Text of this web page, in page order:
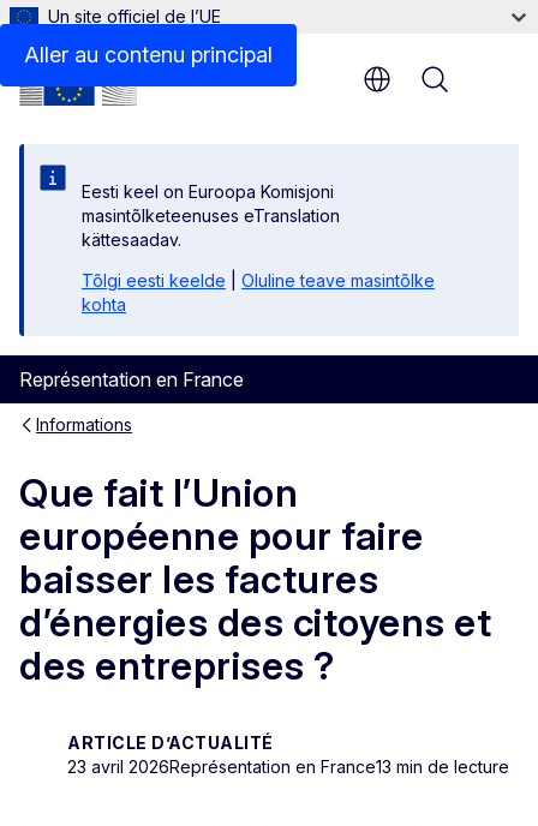
Aller au contenu principal
Un site officiel de l’UE
Eesti keel on Euroopa Komisjoni
masintõlketeenuses eTranslation
kättesaadav.
Tõlgi eesti keelde
Oluline teave masintõlke
kohta
Représentation en France
Menu
Informations
Que fait l’Union
européenne pour faire
baisser les factures
d’énergies des citoyens et
des entreprises ?
ARTICLE D’ACTUALITÉ
23 avril 2026Représentation en France13 min de lecture